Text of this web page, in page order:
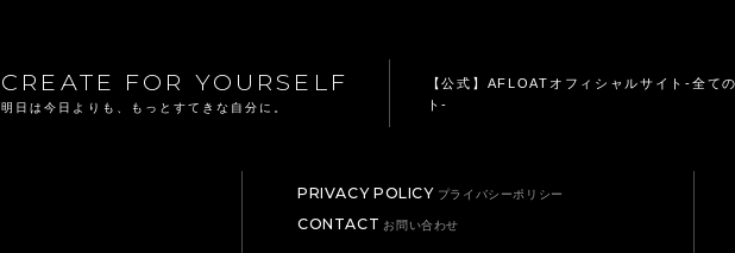
CREATE FOR YOURSELF
明日は今日よりも、もっとすてきな自分に。
【公式】AFLOATオフィシャルサイト-全て
ト-
PRIVACY POLICY プライバシーポリシー
CONTACT お問い合わせ